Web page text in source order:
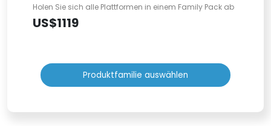
Holen Sie sich alle Plattformen in einem Family Pack ab
US$1119
Produktfamilie auswählen